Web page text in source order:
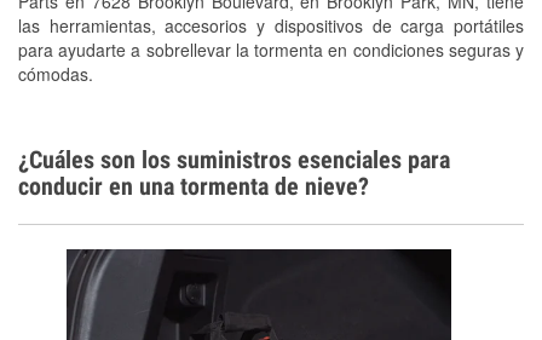
las herramientas, accesorios y dispositivos de carga portátiles
para ayudarte a sobrellevar la tormenta en condiciones seguras y
cómodas.
¿Cuáles son los suministros esenciales para
conducir en una tormenta de nieve?